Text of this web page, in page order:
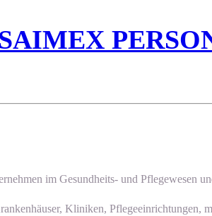
im Gesundheits- und Pflegewesen
Kliniken, Pflegeeinrichtungen,